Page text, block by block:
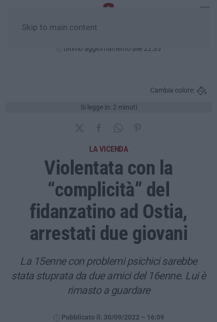
Skip to main content
Ultimo aggiornamento alle 22:35
Si legge in: 2 minuti
Cambia colore:
LA VICENDA
Violentata con la
“complicità” del
fidanzatino ad Ostia,
arrestati due giovani
La 15enne con problemi psichici sarebbe
stata stuprata da due amici del 16enne. Lui è
rimasto a guardare
Pubblicato il: 30/09/2022 – 16:09